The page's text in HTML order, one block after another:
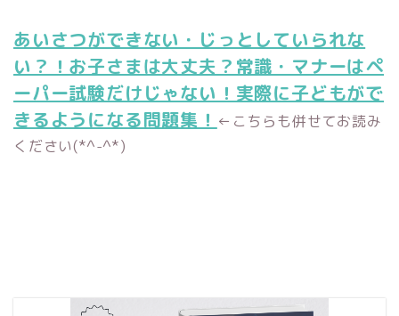
あいさつができない・じっとしていられな
い？！お子さまは大丈夫？常識・マナーはペ
ーパー試験だけじゃない！実際に子どもがで
きるようになる問題集！ ←こちらも併せてお読み
ください(*^-^*)